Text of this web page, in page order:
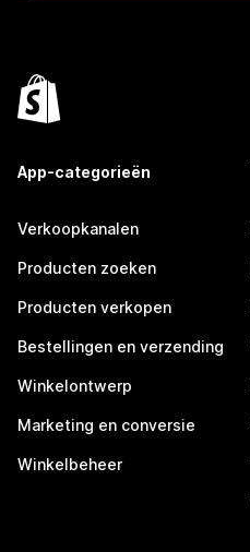
App-categorieën
Verkoopkanalen
Producten zoeken
Producten verkopen
Bestellingen en verzending
Winkelontwerp
Marketing en conversie
Winkelbeheer